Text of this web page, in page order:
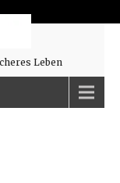
Leben